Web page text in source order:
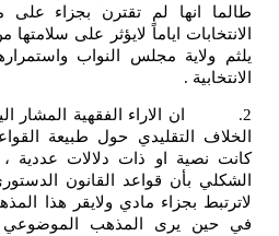
لم تقترن بجزاء على مخالفتها
اياماً لايؤثر على سلامتها من الناحية
مجلس النواب واستمرارها حتى
2.
حول طبيعة القواعد
او ذات دلالات عددية ، حيث
قواعد القانون الدستوري لاتعد قواعد
بجزاء مادي ولايقر هذا المذهب بوجود
يرى المذهب الموضوعي الذي